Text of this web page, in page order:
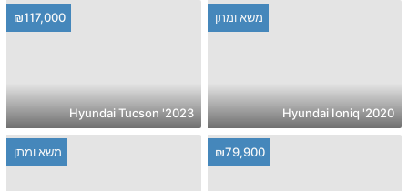
משא ומתן
2020' Hyundai Ioniq
₪117,000
2023' Hyundai Tucson
₪79,900 משא ומתן